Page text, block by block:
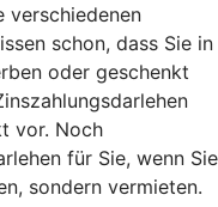
verschiedenen
schon, dass Sie in
oder geschenkt
vor. Noch
für Sie, wenn Sie
sondern vermieten.